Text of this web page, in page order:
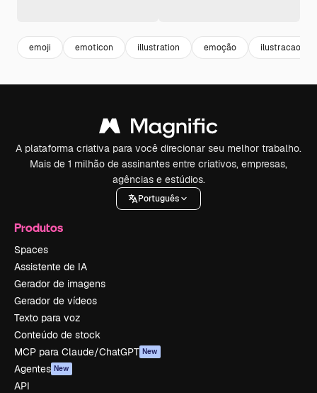
emoji emoticon illustration emoção ilustracao
A plataforma criativa para você direcionar seu melhor trabalho.
Mais de 1 milhão de assinantes entre criativos, empresas,
agências e estúdios.
Português
Produtos
Spaces
Assistente de IA
Gerador de imagens
Gerador de vídeos
Texto para voz
Conteúdo de stock
MCP para Claude/ChatGPT New
Agentes New
API